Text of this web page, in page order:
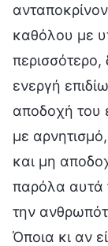
καθόλου με
ενεργή
αποδοχή του
με
και μη
παρόλα αυτά
την
Όποια κι αν